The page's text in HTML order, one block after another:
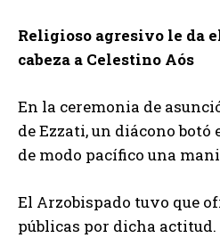
Religioso agresivo le da
cabeza a Celestino Aós
En la ceremonia de
de Ezzati, un diácono botó
de modo pacífico una
El Arzobispado tuvo que
públicas por dicha actitud.